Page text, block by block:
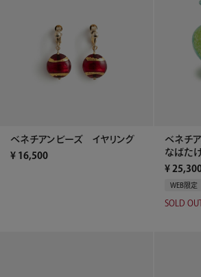
ベネチアンビーズ イヤリング
¥ 16,500
ベネチ
なばたけ
¥
WEB限定
SOLD OUT